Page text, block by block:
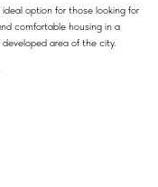
ideal option for those looking for
comfortable housing in a
area of ​​the city.